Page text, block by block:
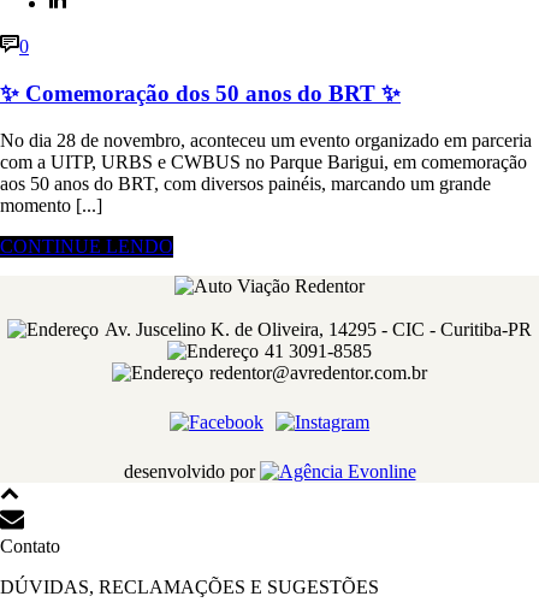
0
✨ Comemoração dos 50 anos do BRT ✨
No dia 28 de novembro, aconteceu um evento organizado em parceria
com a UITP, URBS e CWBUS no Parque Barigui, em comemoração
aos 50 anos do BRT, com diversos painéis, marcando um grande
momento [...]
CONTINUE LENDO
Av. Juscelino K. de Oliveira, 14295 - CIC - Curitiba-PR
41 3091-8585
redentor@avredentor.com.br
desenvolvido por
Contato
DÚVIDAS, RECLAMAÇÕES E SUGESTÕES